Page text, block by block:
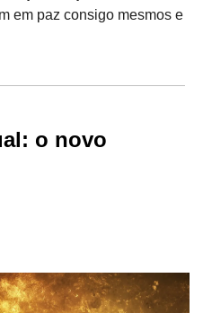
em paz consigo mesmos e
o novo